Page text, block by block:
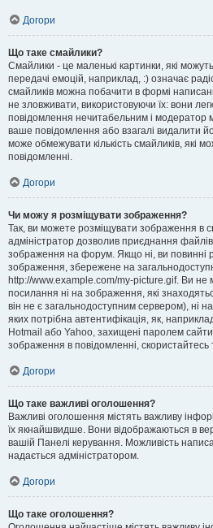
Догори
Що таке смайлики?
Смайлики - це маленькі картинки, які
передачі емоцій, наприклад, :) означає
смайликів можна побачити в формі
не зловживати, використовуючи їх: вони
повідомлення нечитабельним і модератор
ваше повідомлення або взагалі видалити
може обмежувати кількість смайликів, які
повідомленні.
Догори
Чи можу я розміщувати зображення?
Так, ви можете розміщувати зображення в
адміністратор дозволив приєднання
зображення на форум. Якщо ні, ви повинні
зображення, збережене на
http://www.example.com/my-picture.gif. Ви не
посилання ні на зображення, які
він не є загальнодоступним сервером), ні
яких потрібна автентифікація, як,
Hotmail або Yahoo, захищені паролем
зображення в повідомленні,
Догори
Що таке важливі оголошення?
Важливі оголошення містять важливу
їх якнайшвидше. Вони відображаються в
вашій Панелі керування. Можливість
надається адміністратором.
Догори
Що таке оголошення?